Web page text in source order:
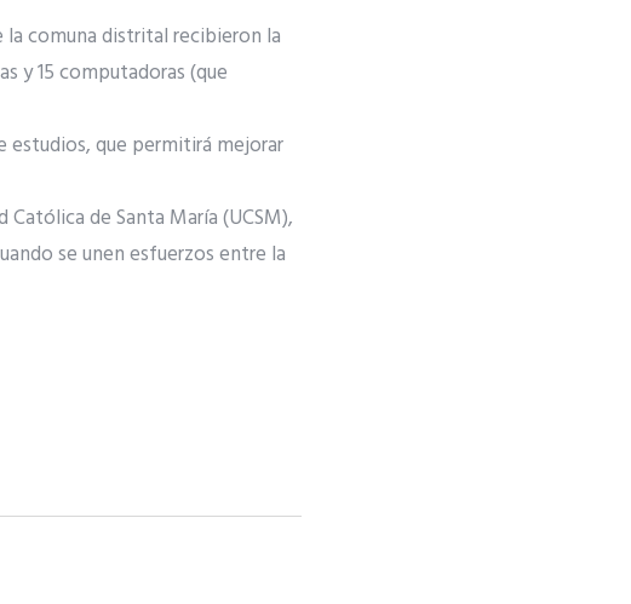
la comuna distrital recibieron la
y 15 computadoras (que
que permitirá mejorar
de Santa María (UCSM),
se unen esfuerzos entre la